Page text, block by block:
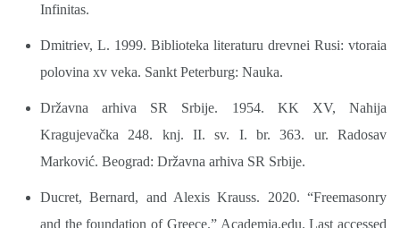
Infinitas.
Dmitriev, L. 1999. Biblioteka literaturu drevnei Rusi: vtoraia
polovina xv veka. Sankt Peterburg: Nauka.
Državna arhiva SR Srbije. 1954. KK XV, Nahija
Kragujevačka 248. knj. II. sv. I. br. 363. ur. Radosav
Marković. Beograd: Državna arhiva SR Srbije.
Ducret, Bernard, and Alexis Krauss. 2020. “Freemasonry
and the foundation of Greece.” Academia.edu. Last accessed